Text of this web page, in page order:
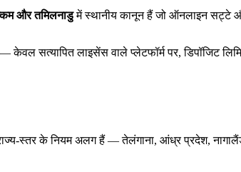
और तमिलनाडुमें स्थानीय कानून हैं जो ऑनलाइन सट्टे
सत्यापित लाइसेंस वाले प्लेटफॉर्म पर, डिपॉजिट
स्तर के नियम अलग हैं — तेलंगाना, आंध्र प्रदेश,